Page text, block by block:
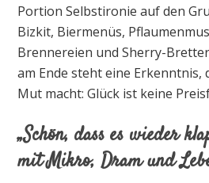
Portion Selbstironie auf den
Bizkit, Biermenüs,
Brennereien und Sherry-
am Ende steht eine Erkenntnis,
Mut macht: Glück ist keine
„Schön, dass es wieder
mit Mikro, Dram und